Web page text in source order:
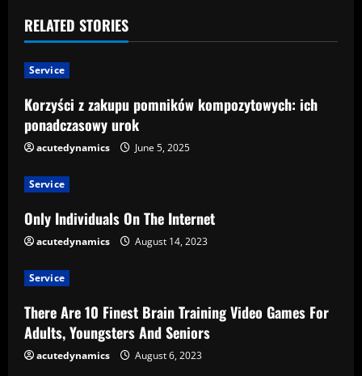
n
u
e
R
e
a
d
i
n
g
RELATED STORIES
Service
Korzyści z zakupu pomników kompozytowych: ich
ponadczasowy urok
acutedynamics June 5, 2025
Service
Only Individuals On The Internet
acutedynamics August 14, 2023
Service
There Are 10 Finest Brain Training Video Games For
Adults, Youngsters And Seniors
acutedynamics August 6, 2023